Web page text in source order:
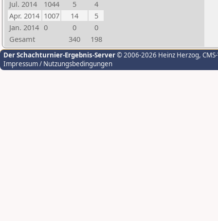
Jul. 2014 1044 5
4
Apr. 2014 1007 14
5
Jan. 2014 0 0
0
Gesamt
340 198
Der Schachturnier-Ergebnis-Server© 2006-2026 Heinz Herzog,
Impressum / Nutzungsbedingungen